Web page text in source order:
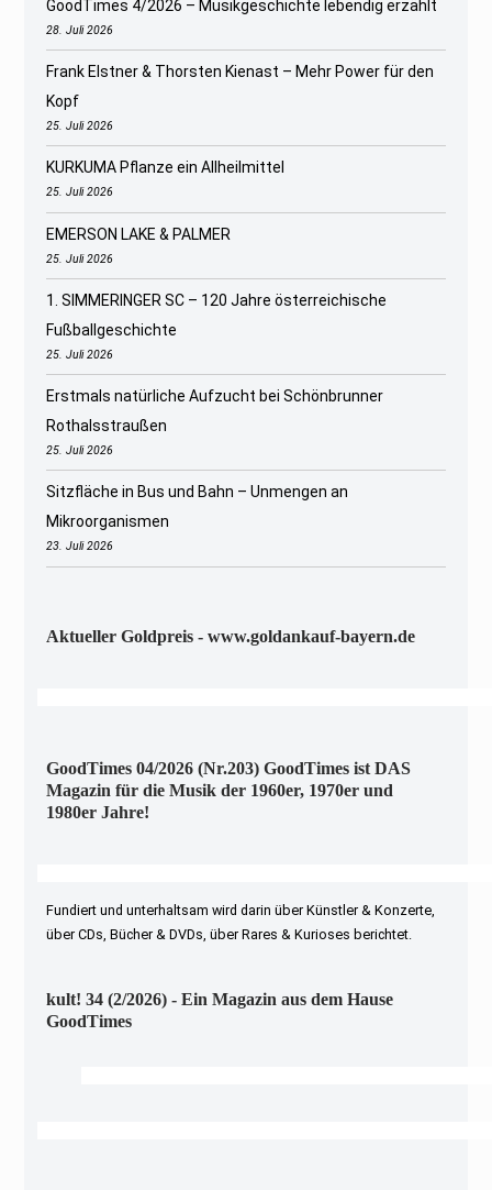
GoodTimes 4/2026 – Musikgeschichte lebendig erzählt
28. Juli 2026
Frank Elstner & Thorsten Kienast – Mehr Power für den
Kopf
25. Juli 2026
KURKUMA Pflanze ein Allheilmittel
25. Juli 2026
EMERSON LAKE & PALMER
25. Juli 2026
1. SIMMERINGER SC – 120 Jahre österreichische
Fußballgeschichte
25. Juli 2026
Erstmals natürliche Aufzucht bei Schönbrunner
Rothalsstraußen
25. Juli 2026
Sitzfläche in Bus und Bahn – Unmengen an
Mikroorganismen
23. Juli 2026
Aktueller Goldpreis - www.goldankauf-bayern.de
GoodTimes 04/2026 (Nr.203) GoodTimes ist DAS
Magazin für die Musik der 1960er, 1970er und
1980er Jahre!
Fundiert und unterhaltsam wird darin über Künstler & Konzerte,
über CDs, Bücher & DVDs, über Rares & Kurioses berichtet.
kult! 34 (2/2026) - Ein Magazin aus dem Hause
GoodTimes